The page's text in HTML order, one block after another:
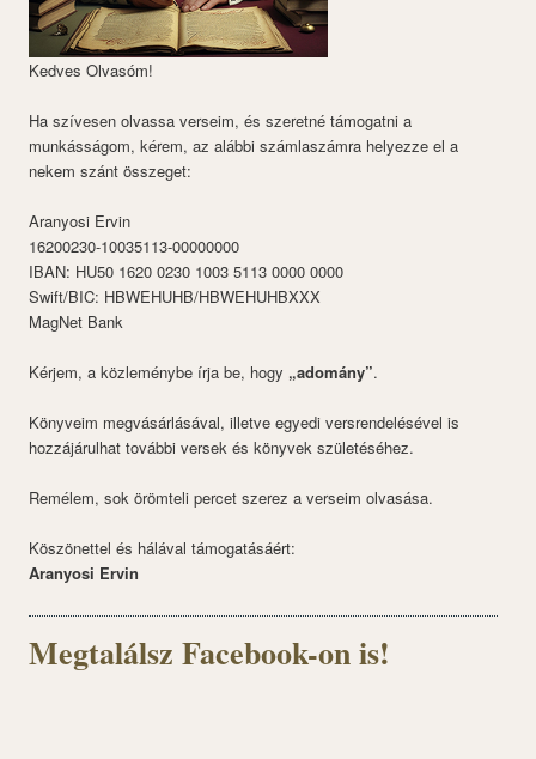
Kedves Olvasóm!
Ha szívesen olvassa verseim, és szeretné támogatni a
munkásságom, kérem, az alábbi számlaszámra helyezze el a
nekem szánt összeget:
Aranyosi Ervin
16200230-10035113-00000000
IBAN: HU50 1620 0230 1003 5113 0000 0000
Swift/BIC: HBWEHUHB/HBWEHUHBXXX
MagNet Bank
Kérjem, a közleménybe írja be, hogy „adomány”.
Könyveim megvásárlásával, illetve egyedi versrendelésével is
hozzájárulhat további versek és könyvek születéséhez.
Remélem, sok örömteli percet szerez a verseim olvasása.
Köszönettel és hálával támogatásáért:
Aranyosi Ervin
Megtalálsz Facebook-on is!